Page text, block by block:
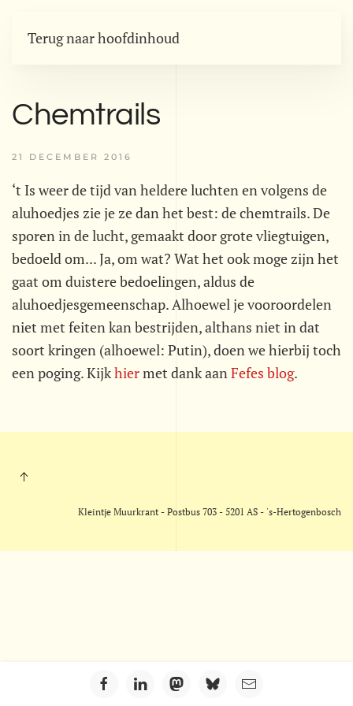
Terug naar hoofdinhoud
Chemtrails
21 DECEMBER 2016
‘t Is weer de tijd van heldere luchten en volgens de
aluhoedjes zie je ze dan het best: de chemtrails. De
sporen in de lucht, gemaakt door grote vliegtuigen,
bedoeld om... Ja, om wat? Wat het ook moge zijn het
gaat om duistere bedoelingen, aldus de
aluhoedjesgemeenschap. Alhoewel je vooroordelen
niet met feiten kan bestrijden, althans niet in dat
soort kringen (alhoewel: Putin), doen we hierbij toch
een poging. Kijkhiermet dank aanFefes blog.
Kleintje Muurkrant - Postbus 703 - 5201 AS - 's-Hertogenbosch